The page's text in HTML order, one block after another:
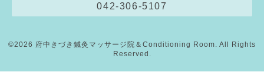
042-306-5107
©2026 府中きづき鍼灸マッサージ院＆Conditioning Room . All Rights
Reserved.